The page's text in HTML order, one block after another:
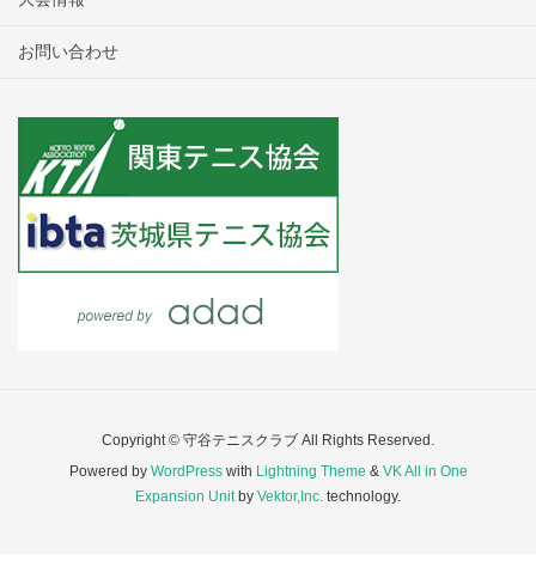
お問い合わせ
Copyright © 守谷テニスクラブ All Rights Reserved.
Powered by WordPresswith Lightning Theme & VK All in One
Expansion Unitby Vektor,Inc. technology.